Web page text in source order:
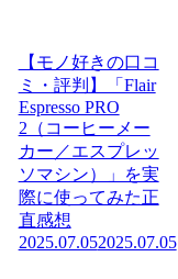
【モノ好きの口コ
ミ・評判】「Flair
Espresso PRO
2（コーヒーメー
カー／エスプレッ
ソマシン）」を実
際に使ってみた正
直感想
2025.07.052025.07.05